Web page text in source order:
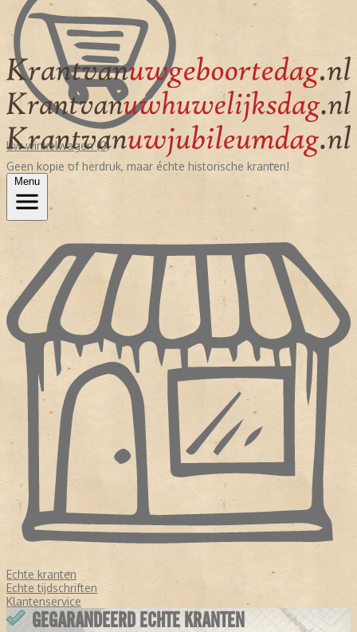
Uw winkelwagen (0)
Geen kopie of herdruk, maar échte historische kranten!
Menu
Echte kranten
Echte tijdschriften
Klantenservice
GEGARANDEERD ECHTE KRANTEN